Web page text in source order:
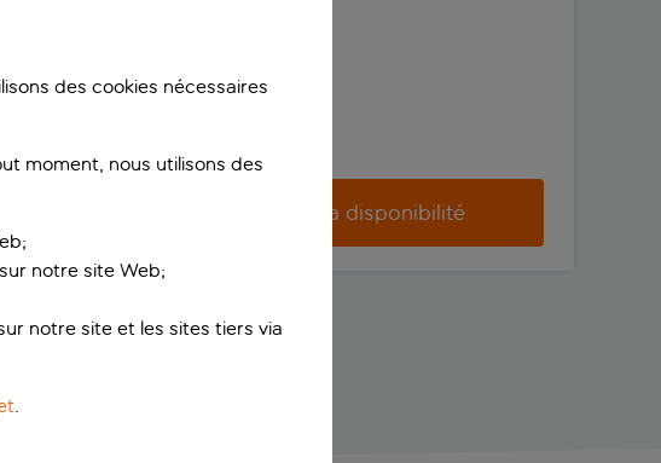
Vérifier la disponibilité
des cookies nécessaires
moment, nous utilisons des
notre site Web;
notre site et les sites tiers via